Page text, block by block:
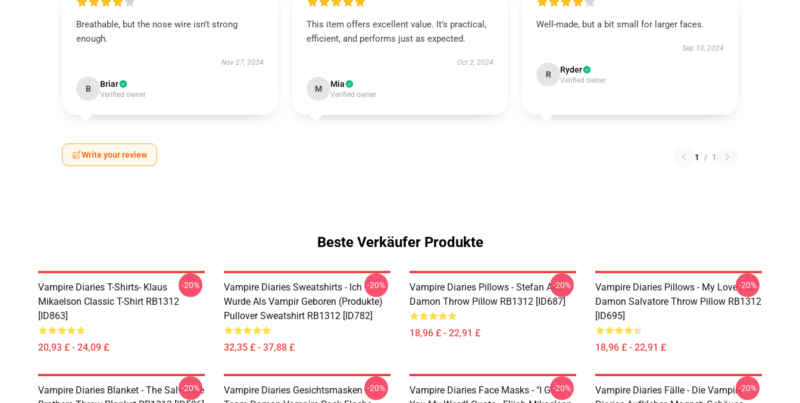
Breathable, but the nose wire isn’t strong
enough.
Nov 27, 2024
B Briar
Verified owner
This item offers excellent value. It's practical,
efficient, and performs just as expected.
Oct 2, 2024
M Mia
Verified owner
Well-made, but a bit small for larger faces.
Sep 10, 2024
R Ryder
Verified owner
Write your review 1 / 1
Beste Verkäufer Produkte
Vampire Diaries T-Shirts- Klaus
Mikaelson Classic T-Shirt RB1312
[ID863]
20,93 £ - 24,09 £
-20%
Vampire Diaries Sweatshirts - Ich
Wurde Als Vampir Geboren (Produkte)
Pullover Sweatshirt RB1312 [ID782]
32,35 £ - 37,88 £
-20%
Vampire Diaries Pillows - Stefan And
Damon Throw Pillow RB1312 [ID687]
18,96 £ - 22,91 £
-20%
Vampire Diaries Pillows - My Love For
Damon Salvatore Throw Pillow RB1312
[ID695]
18,96 £ - 22,91 £
-20%
Vampire Diaries Blanket - The Salvatore
-20%
Vampire Diaries Gesichtsmasken --20%
Vampire Diaries Face Masks - "I Give-20%
Vampire Diaries Fälle - Die Vampire-20%